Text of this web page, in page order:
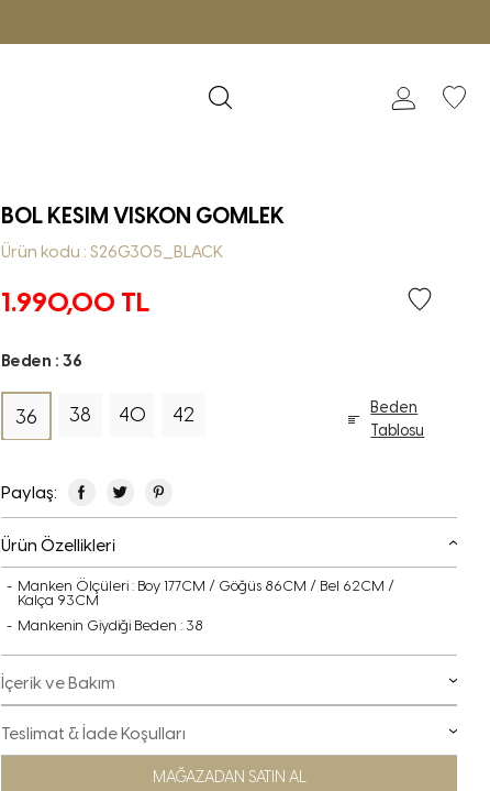
BOL KESIM VISKON GOMLEK
Ürün kodu : S26G305_BLACK
1.990,00 TL
Beden :36
36 38 40 42
Beden
Tablosu
Paylaş:
Ürün Özellikleri
Manken Ölçüleri : Boy 177CM / Göğüs 86CM / Bel 62CM /
Kalça 93CM
Mankenin Giydiği Beden : 38
İçerik ve Bakım
Teslimat & İade Koşulları
MAĞAZADAN SATIN AL